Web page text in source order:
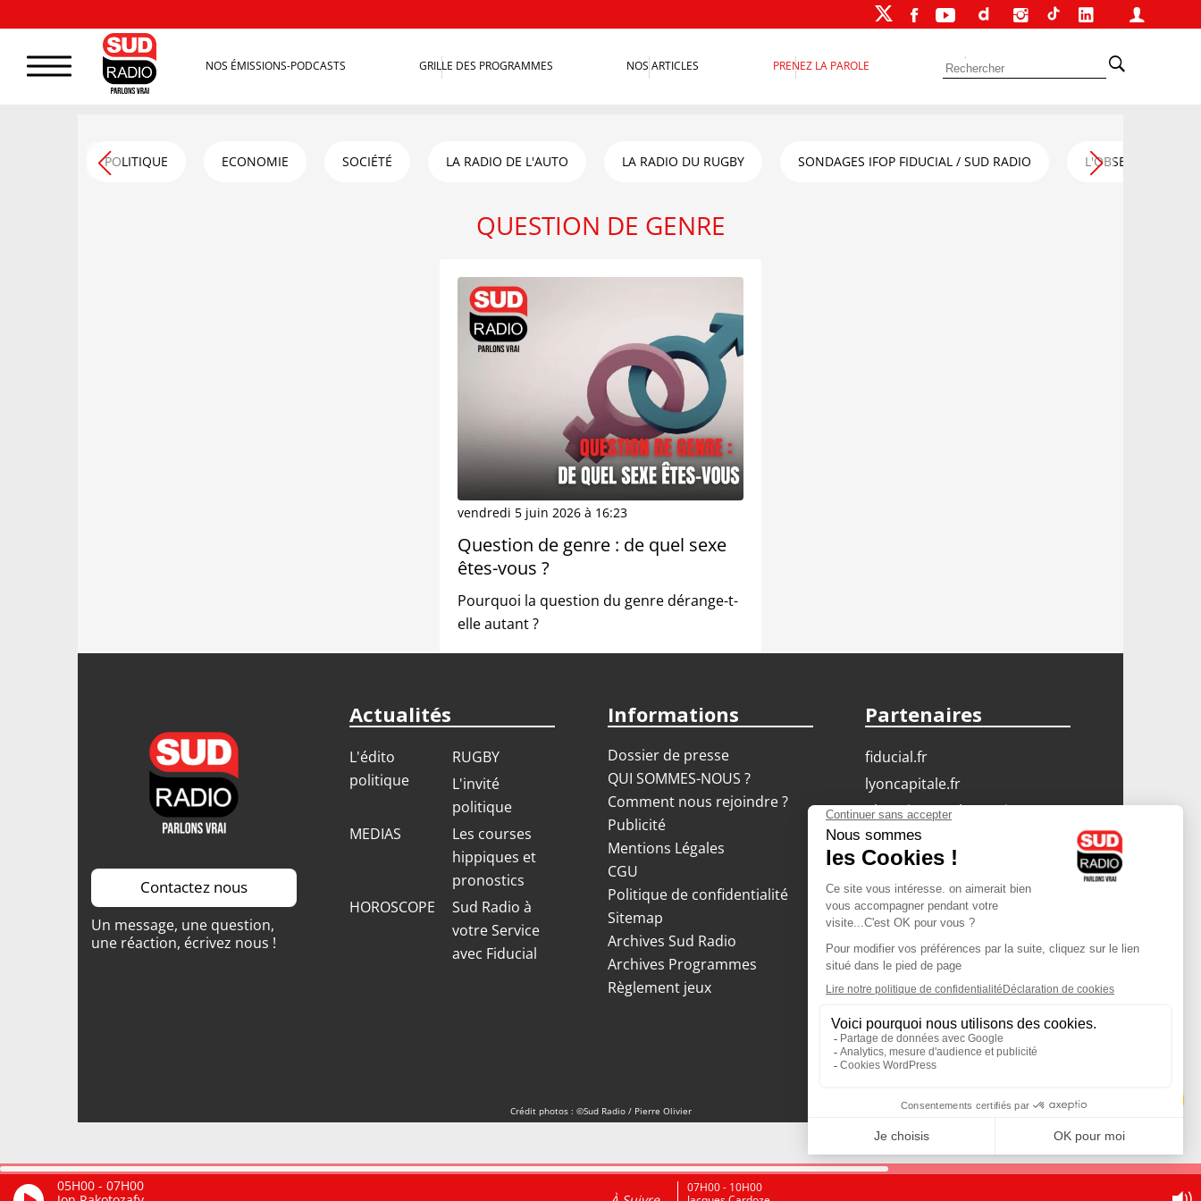
NOS ÉMISSIONS-PODCASTS GRILLE DES PROGRAMMES NOS ARTICLES PRENEZ LA PAROLE
POLITIQUE ECONOMIE SOCIÉTÉ LA RADIO DE L'AUTO LA RADIO DU RUGBY SONDAGES IFOP FIDUCIAL / SUD RADIO L'OBSERVATOIRE
QUESTION DE GENRE
vendredi 5 juin 2026 à 16:23
Question de genre : de quel sexe
êtes-vous ?
Pourquoi la question du genre dérange-t-
elle autant ?
Contactez nous
Un message, une question,
une réaction, écrivez nous !
Actualités
L'édito
politique
RUGBY
L'invité
politique
MEDIAS
Les courses
hippiques et
pronostics
HOROSCOPE
Sud Radio à
votre Service
avec Fiducial
Informations
Dossier de presse
QUI SOMMES-NOUS ?
Comment nous rejoindre ?
Publicité
Mentions Légales
CGU
Politique de confidentialité
Sitemap
Archives Sud Radio
Archives Programmes
Règlement jeux
Partenaires
fiducial.fr
lyoncapitale.fr
olympique-et-lyonnais.com
L'application Iphone
/ Android
Téléchargez l'application
Les cookies
Gestion des cookies
Crédit photos : ©Sud Radio / Pierre Olivier
05H00 - 07H00
07H00 - 10H00